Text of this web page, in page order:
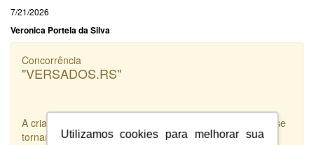
Utilizamos cookies para melhorar sua
7/21/2026
Veronica Portela da Silva
Concorrência
"VERSADOS.RS"
A criatividade e disponibilidade são duas qualidades que se
tornam uma Arte real. Criatividade e Disponibilidade.